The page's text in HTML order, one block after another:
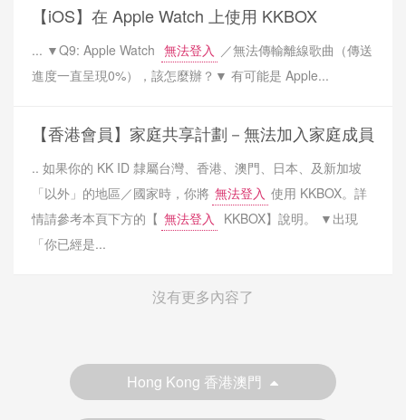
【iOS】在 Apple Watch 上使用 KKBOX
... ▼Q9: Apple Watch 無法登入 ／無法傳輸離線歌曲（傳送
進度一直呈現0%），該怎麼辦？▼ 有可能是 Apple...
【香港會員】家庭共享計劃－無法加入家庭成員
.. 如果你的 KK ID 隸屬台灣、香港、澳門、日本、及新加坡
「以外」的地區／國家時，你將 無法登入 使用 KKBOX。詳
情請參考本頁下方的【 無法登入
KKBOX】說明。 ▼出現
「你已經是...
沒有更多內容了
Hong Kong 香港澳門